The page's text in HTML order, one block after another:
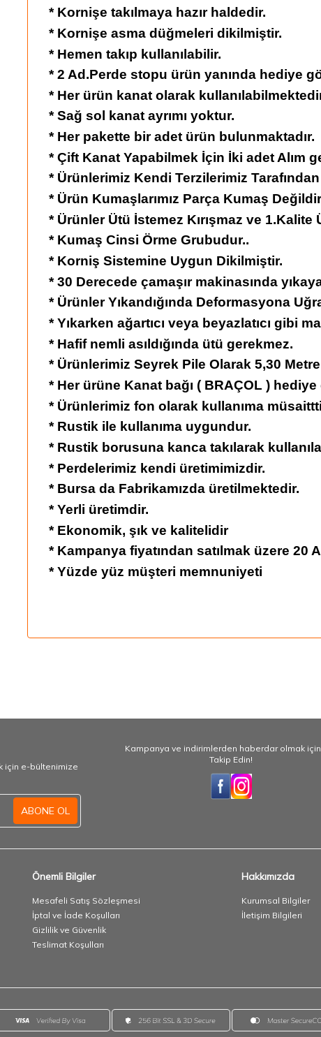
* Kornişe takılmaya hazır haldedir.
* Kornişe asma düğmeleri dikilmiştir.
* Hemen takıp kullanılabilir.
* 2 Ad.Perde stopu ürün yanında hediye
* Her ürün kanat olarak
* Sağ sol kanat ayrımı yoktur.
* Her pakette bir adet ürün bulunmaktadır.
* Çift Kanat Yapabilmek İçin İki adet Alım
* Ürünlerimiz Kendi Terzilerimiz
* Ürün Kumaşlarımız Parça Kumaş
* Ürünler Ütü İstemez Kırışmaz ve 1.Kalite
* Kumaş Cinsi Örme Grubudur..
* Korniş Sistemine Uygun Dikilmiştir.
* 30 Derecede çamaşır makinasında
* Ürünler Yıkandığında Deformasyona
* Yıkarken ağartıcı veya beyazlatıcı gibi
* Hafif nemli asıldığında ütü gerekmez.
* Ürünlerimiz Seyrek Pile Olarak 5,30
* Her ürüne Kanat bağı ( BRAÇOL )
* Ürünlerimiz fon olarak kullanıma
* Rustik ile kullanıma uygundur.
* Rustik borusuna kanca takılarak
* Perdelerimiz kendi üretimimizdir.
* Bursa da Fabrikamızda üretilmektedir.
* Yerli üretimdir.
* Ekonomik, şık ve kalitelidir
* Kampanya fiyatından satılmak üzere 20
* Yüzde yüz müşteri memnuniyeti
için e-bültenimize
ABONE OL
Kampanya ve indirimlerden haberdar olmak
Takip Edin!
Önemli Bilgiler
Mesafeli Satış Sözleşmesi
İptal ve İade Koşulları
Gizlilik ve Güvenlik
Teslimat Koşulları
Hakkımızda
Kurumsal Bilgiler
İletişim Bilgileri